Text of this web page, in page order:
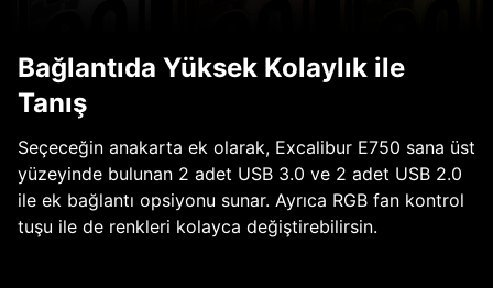
Bağlantıda Yüksek Kolaylık ile
Tanış
Seçeceğin anakarta ek olarak, Excalibur E750 sana üst
yüzeyinde bulunan 2 adet USB 3.0 ve 2 adet USB 2.0
ile ek bağlantı opsiyonu sunar. Ayrıca RGB fan kontrol
tuşu ile de renkleri kolayca değiştirebilirsin.